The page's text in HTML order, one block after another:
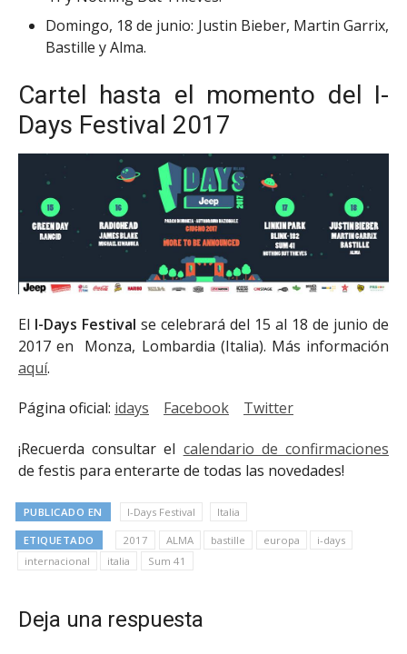
Domingo, 18 de junio: Justin Bieber, Martin Garrix,
Bastille y Alma.
Cartel hasta el momento del I-
Days Festival 2017
El I-Days Festival se celebrará del 15 al 18 de junio de
2017 en Monza, Lombardia (Italia). Más información
aquí.
Página oficial: idays Facebook Twitter
¡Recuerda consultar el calendario de confirmaciones
de festis para enterarte de todas las novedades!
PUBLICADO EN I-Days Festival Italia
ETIQUETADO 2017 ALMA bastille europa
i-days
internacional
italia Sum 41
Deja una respuesta